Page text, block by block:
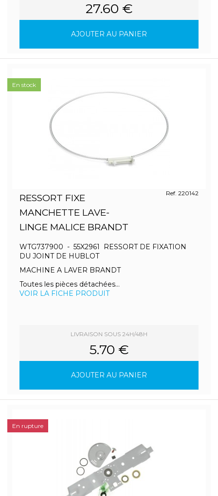
27.60 €
AJOUTER AU PANIER
RESSORT FIXE
MANCHETTE LAVE-
LINGE MALICE BRANDT
Ref. 220142
WTG737900 - 55X2961 RESSORT DE FIXATION
DU JOINT DE HUBLOT
MACHINE A LAVER BRANDT
Toutes les pièces détachées...
VOIR LA FICHE PRODUIT
LIVRAISON SOUS 24H/48H
5.70 €
AJOUTER AU PANIER
En stock
En rupture